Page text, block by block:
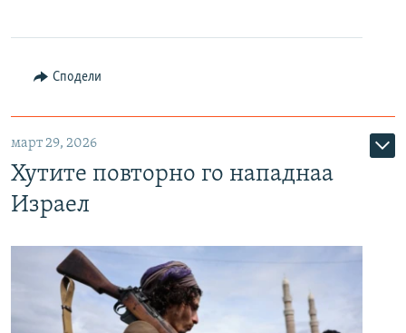
Сподели
март 29, 2026
Хутите повторно го нападнаа
Израел